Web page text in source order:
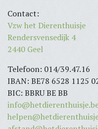
Contact:
Vzw het Dierenthuisje
Rendersvensedijk 4
2440 Geel
Telefoon: 014/39.47.16
IBAN: BE78 6528 1125
BIC: BBRU BE BB